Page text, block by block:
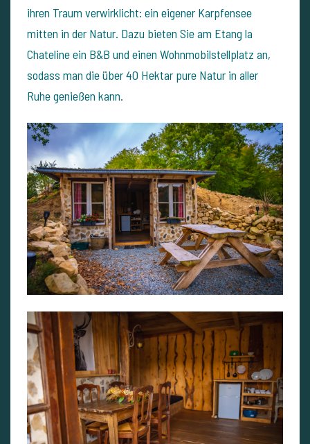
ihren Traum verwirklicht: ein eigener Karpfensee
mitten in der Natur. Dazu bieten Sie am Etang la
Chateline ein B&B und einen Wohnmobilstellplatz an,
sodass man die über 40 Hektar pure Natur in aller
Ruhe genießen kann.